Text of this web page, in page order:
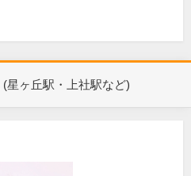
(星ヶ丘駅・上社駅など)